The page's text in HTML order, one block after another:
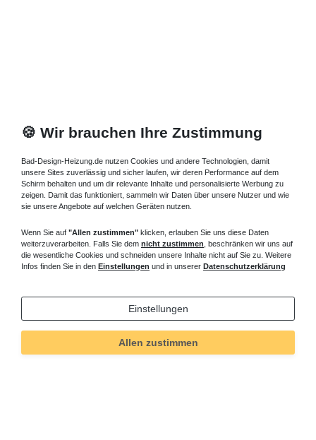
🍪 Wir brauchen Ihre Zustimmung
Bad-Design-Heizung.de nutzen Cookies und andere Technologien, damit
unsere Sites zuverlässig und sicher laufen, wir deren Performance auf dem
Schirm behalten und um dir relevante Inhalte und personalisierte Werbung zu
zeigen. Damit das funktioniert, sammeln wir Daten über unsere Nutzer und wie
sie unsere Angebote auf welchen Geräten nutzen.
Wenn Sie auf "Allen zustimmen" klicken, erlauben Sie uns diese Daten
weiterzuverarbeiten. Falls Sie dem nicht zustimmen , beschränken wir uns auf
die wesentliche Cookies und schneiden unsere Inhalte nicht auf Sie zu. Weitere
Infos finden Sie in den Einstellungen und in unserer Datenschutzerklärung
Einstellungen
Allen zustimmen